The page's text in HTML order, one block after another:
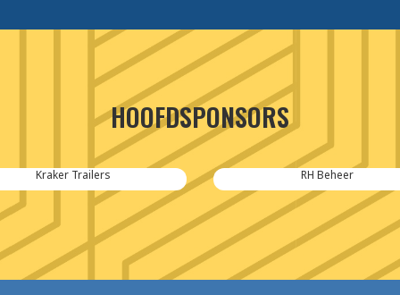
HOOFDSPONSORS
Kraker Trailers RH Beheer